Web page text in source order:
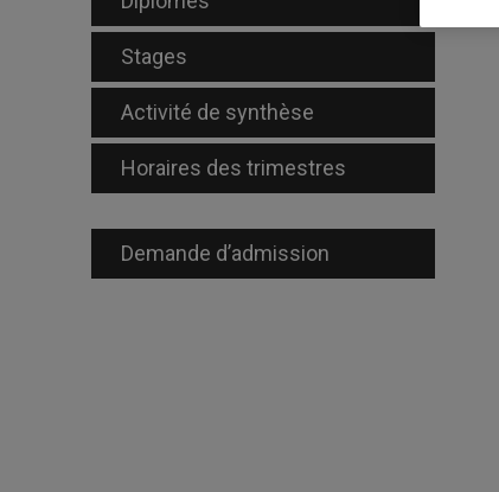
Stages
Activité de synthèse
Horaires des trimestres
Demande d’admission